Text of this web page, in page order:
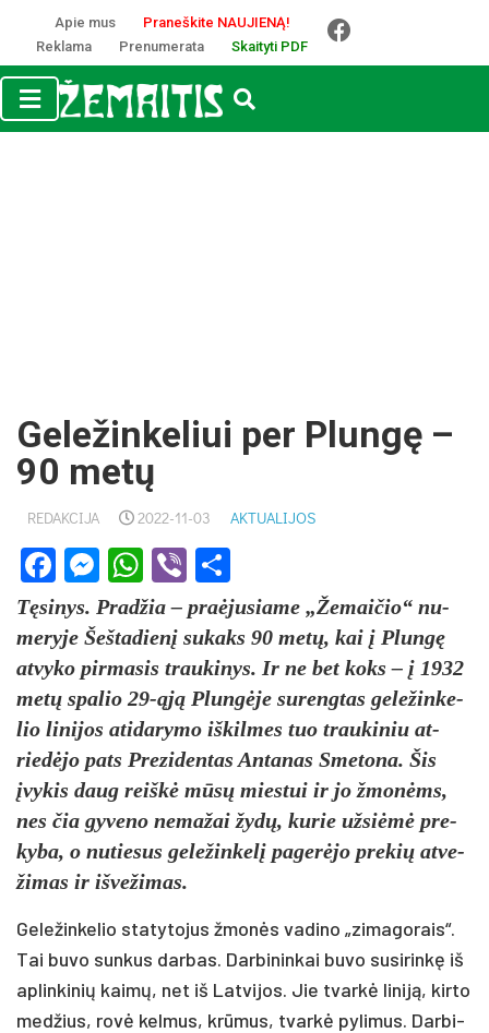
Apie mus
Praneškite NAUJIENĄ!
Reklama
Prenumerata Skaityti PDF
Geležinkeliui per Plungę –
90 metų
REDAKCIJA 2022-11-03 AKTUALIJOS
Facebook
Messenger
WhatsApp
Viber
Tęsi­nys. Prad­žia – pra­ėju­sia­me „Že­mai­čio“ nu­
me­ry­je Šeš­ta­dienį su­kaks 90 metų, kai į Plungę
at­vy­ko pir­ma­sis trau­ki­nys. Ir ne bet koks – į 1932
metų spa­lio 29-ąją Plungė­je su­reng­tas ge­le­žin­ke­
lio li­ni­jos ati­da­ry­mo iš­kil­mes tuo trau­ki­niu at­
riedė­jo pa­ts Pre­zi­den­tas An­ta­nas Sme­to­na. Šis
įvy­kis daug reiškė mūsų mies­tui ir jo žmonėms,
nes čia gy­ve­no ne­ma­žai žydų, ku­rie už­siėmė pre­
ky­ba, o nu­tie­sus ge­le­žin­kelį pa­gerė­jo pre­kių at­ve­
ži­mas ir iš­ve­ži­mas.
Ge­le­žin­ke­lio sta­ty­to­jus žmonės va­di­no „zi­ma­go­rais“.
Tai bu­vo sun­kus dar­bas. Dar­bi­nin­kai bu­vo su­si­rinkę iš
ap­lin­ki­nių kaimų, net iš Lat­vi­jos. Jie tvarkė li­niją, kir­to
med­žius, rovė kel­mus, krūmus, tvarkė py­li­mus. Dar­bi­